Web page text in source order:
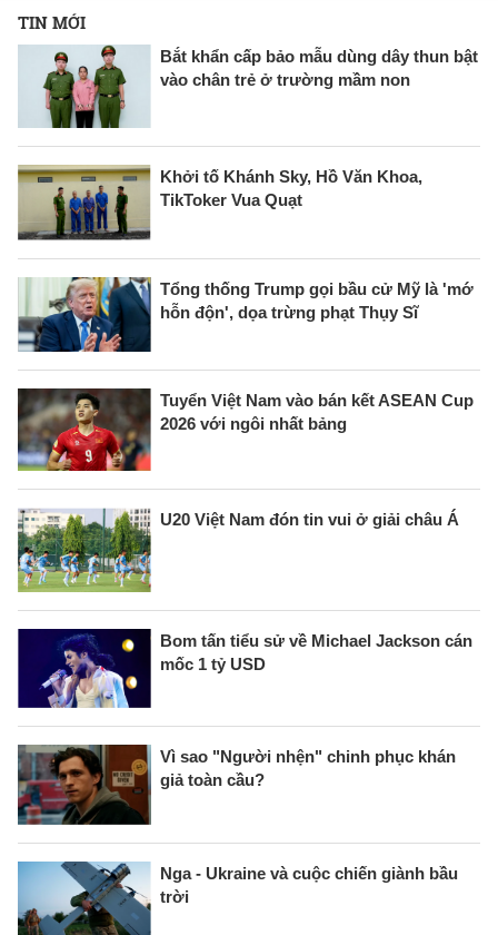
TIN MỚI
Bắt khẩn cấp bảo mẫu dùng dây thun bật
vào chân trẻ ở trường mầm non
Khởi tố Khánh Sky, Hồ Văn Khoa,
TikToker Vua Quạt
Tổng thống Trump gọi bầu cử Mỹ là 'mớ
hỗn độn', dọa trừng phạt Thụy Sĩ
Tuyển Việt Nam vào bán kết ASEAN Cup
2026 với ngôi nhất bảng
U20 Việt Nam đón tin vui ở giải châu Á
Bom tấn tiểu sử về Michael Jackson cán
mốc 1 tỷ USD
Vì sao "Người nhện" chinh phục khán
giả toàn cầu?
Nga - Ukraine và cuộc chiến giành bầu
trời